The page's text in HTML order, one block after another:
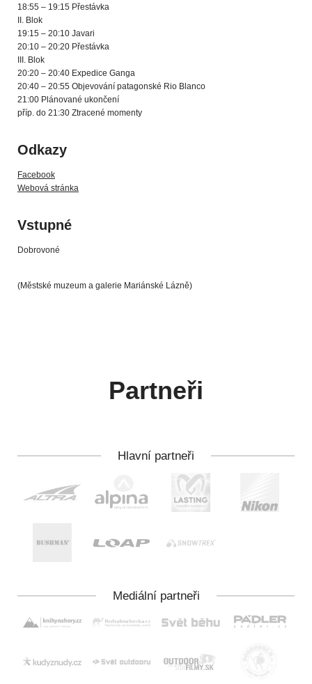
18:55 – 19:15 Přestávka
II. Blok
19:15 – 20:10 Javari
20:10 – 20:20 Přestávka
III. Blok
20:20 – 20:40 Expedice Ganga
20:40 – 20:55 Objevování patagonské Rio Blanco
21:00 Plánované ukončení
příp. do 21:30 Ztracené momenty
Odkazy
Facebook
Webová stránka
Vstupné
Dobrovoné
(Městské muzeum a galerie Mariánské Lázně)
Partneři